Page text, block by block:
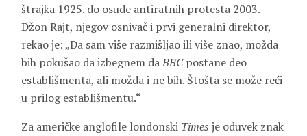
štrajka 1925. do osude antiratnih protesta 2003.
Džon Rajt, njegov osnivač i prvi generalni direktor,
rekao je: „Da sam više razmišljao ili više znao, možda
bih pokušao da izbegnem daBBCpostane deo
establišmenta, ali možda i ne bih. Štošta se može reći
u prilog establišmentu.“
Za američke anglofile londonski Times je oduvek znak